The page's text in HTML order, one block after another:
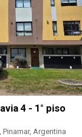
4 - 1° piso
Argentina